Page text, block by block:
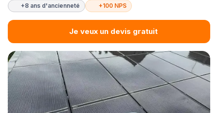
+8 ans d'ancienneté +100 NPS
Je veux un devis gratuit